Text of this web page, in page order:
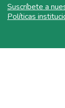
Suscríbete a
Políticas